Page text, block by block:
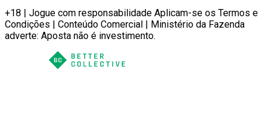
+18 | Jogue com responsabilidade Aplicam-se os Termos e
Condições | Conteúdo Comercial | Ministério da Fazenda
adverte: Aposta não é investimento.